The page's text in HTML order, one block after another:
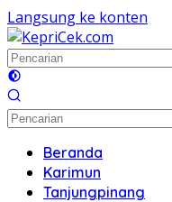
Langsung ke konten
Beranda
Karimun
Tanjungpinang